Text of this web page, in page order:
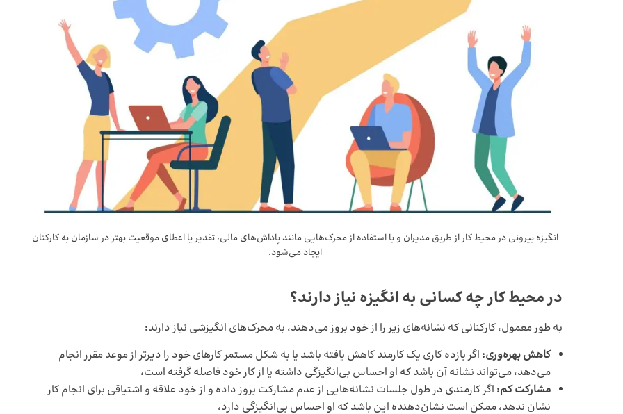
انگیزه بیرونی در محیط کار از طریق مدیران و با استفاده از محرک‌هایی مانند پاداش‌های مالی، تقدیر یا اعطای موقعیت بهتر در سازمان به کارکنان
ایجاد می‌شود.
در محیط کار چه کسانی به انگیزه نیاز دارند؟
به طور معمول، کارکنانی که نشانه‌های زیر را از خود بروز می‌دهند، به محرک‌های انگیزشی نیاز دارند:
کاهش بهره‌وری: اگر بازده کاری یک کارمند کاهش یافته باشد یا به شکل مستمر کارهای خود را دیرتر از موعد مقرر انجام
می‌دهد، می‌تواند نشانه آن باشد که او احساس بی‌انگیزگی داشته یا از کار خود فاصله گرفته است،
مشارکت کم: اگر کارمندی در طول جلسات نشانه‌هایی از عدم مشارکت بروز داده و از خود علاقه و اشتیاقی‌ برای انجام کار
نشان ندهد، ممکن است نشان‌دهنده این باشد که او احساس بی‌انگیزگی دارد،